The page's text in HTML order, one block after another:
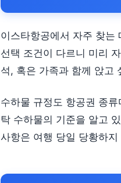
이스타항공에서 자주 찾는
선택 조건이 다르니 미리
석, 혹은 가족과 함께 앉고
수하물 규정도 항공권 종
탁 수하물의 기준을 알고
사항은 여행 당일 당황하